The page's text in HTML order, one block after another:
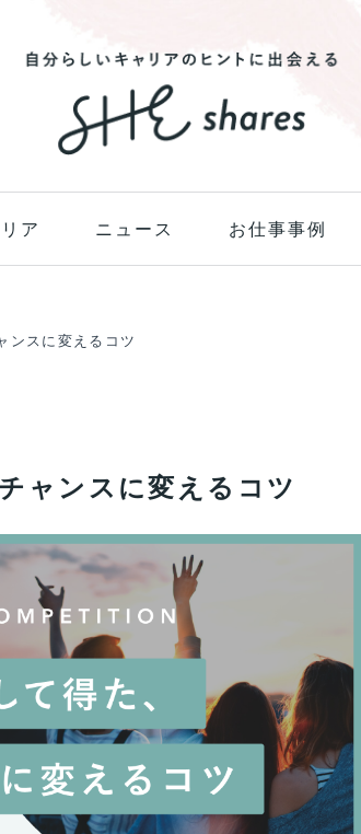
ア ニュース お仕事事例
ンスに変えるコツ
ャンスに変えるコツ